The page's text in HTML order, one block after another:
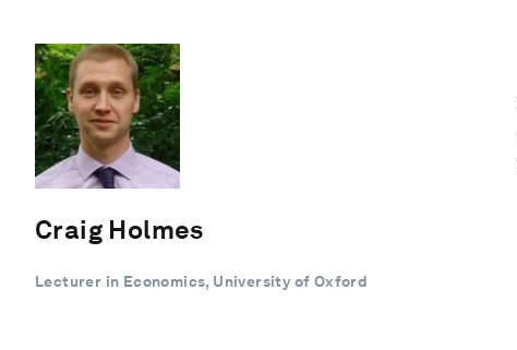
Craig Holmes
Lecturer in Economics, University of Oxford